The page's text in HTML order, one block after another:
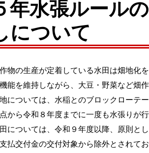
年水張ルールの
について
物の生産が定着している水田は畑地化を
能を維持しながら、大豆・野菜など畑作
については、水稲とのブロックローテー
から令和８年度までに一度も水張りが行
については、令和９年度以降、原則とし
払交付金の交付対象から除外とされてお